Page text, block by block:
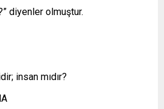
diyenler olmuştur.
insan mıdır?